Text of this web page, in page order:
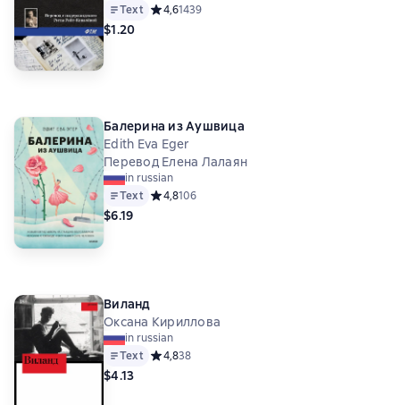
Text Средний рейтинг 4,6 на основе 1439 оценок
4,61439
$1.20
Балерина из Аушвица
Edith Eva Eger
Перевод Елена Лалаян
in russian
Text Средний рейтинг 4,8 на основе 106 оценок
4,8106
$6.19
Виланд
Оксана Кириллова
in russian
Text Средний рейтинг 4,8 на основе 38 оценок
4,838
$4.13